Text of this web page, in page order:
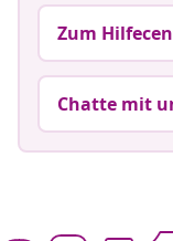
Zum
Chatte mit